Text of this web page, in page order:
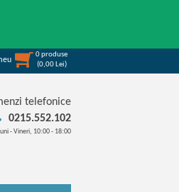
0produse
(0,00 Lei)
telefonice
0215.552.102
- Vineri, 10:00 - 18:00